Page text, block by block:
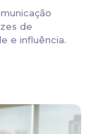
de
e influência.